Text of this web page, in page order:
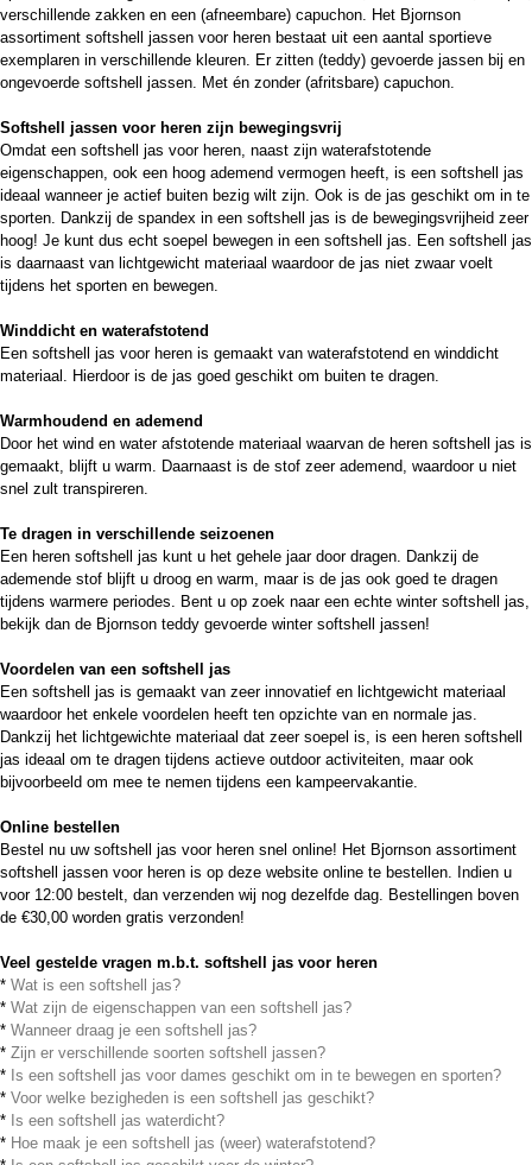
verschillende zakken en een (afneembare) capuchon. Het Bjornson
assortiment softshell jassen voor heren bestaat uit een aantal sportieve
exemplaren in verschillende kleuren. Er zitten (teddy) gevoerde jassen bij en
ongevoerde softshell jassen. Met én zonder (afritsbare) capuchon.
Softshell jassen voor heren zijn bewegingsvrij
Omdat een softshell jas voor heren, naast zijn waterafstotende
eigenschappen, ook een hoog ademend vermogen heeft, is een softshell jas
ideaal wanneer je actief buiten bezig wilt zijn. Ook is de jas geschikt om in te
sporten. Dankzij de spandex in een softshell jas is de bewegingsvrijheid zeer
hoog! Je kunt dus echt soepel bewegen in een softshell jas. Een softshell jas
is daarnaast van lichtgewicht materiaal waardoor de jas niet zwaar voelt
tijdens het sporten en bewegen.
Winddicht en waterafstotend
Een softshell jas voor heren is gemaakt van waterafstotend en winddicht
materiaal. Hierdoor is de jas goed geschikt om buiten te dragen.
Warmhoudend en ademend
Door het wind en water afstotende materiaal waarvan de heren softshell jas is
gemaakt, blijft u warm. Daarnaast is de stof zeer ademend, waardoor u niet
snel zult transpireren.
Te dragen in verschillende seizoenen
Een heren softshell jas kunt u het gehele jaar door dragen. Dankzij de
ademende stof blijft u droog en warm, maar is de jas ook goed te dragen
tijdens warmere periodes. Bent u op zoek naar een echte winter softshell jas,
bekijk dan de Bjornson teddy gevoerde winter softshell jassen!
Voordelen van een softshell jas
Een softshell jas is gemaakt van zeer innovatief en lichtgewicht materiaal
waardoor het enkele voordelen heeft ten opzichte van en normale jas.
Dankzij het lichtgewichte materiaal dat zeer soepel is, is een heren softshell
jas ideaal om te dragen tijdens actieve outdoor activiteiten, maar ook
bijvoorbeeld om mee te nemen tijdens een kampeervakantie.
Online bestellen
Bestel nu uw softshell jas voor heren snel online! Het Bjornson assortiment
softshell jassen voor heren is op deze website online te bestellen. Indien u
voor 12:00 bestelt, dan verzenden wij nog dezelfde dag. Bestellingen boven
de €30,00 worden gratis verzonden!
Veel gestelde vragen m.b.t. softshell jas voor heren
* Wat is een softshell jas?
* Wat zijn de eigenschappen van een softshell jas?
* Wanneer draag je een softshell jas?
* Zijn er verschillende soorten softshell jassen?
* Is een softshell jas voor dames geschikt om in te bewegen en sporten?
* Voor welke bezigheden is een softshell jas geschikt?
* Is een softshell jas waterdicht?
* Hoe maak je een softshell jas (weer) waterafstotend?